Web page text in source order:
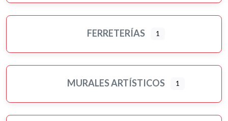
FERRETERÍAS 1
MURALES ARTÍSTICOS 1